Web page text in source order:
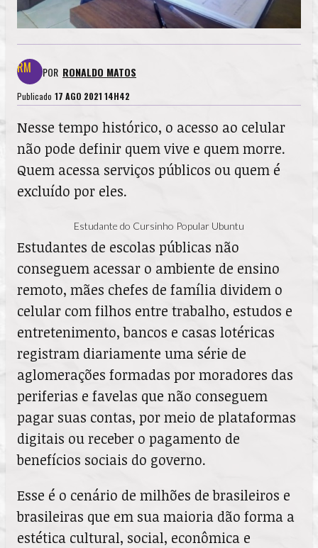
POR RONALDO MATOS
Publicado 17 AGO 2021 14H42
Nesse tempo histórico, o acesso ao celular
não pode definir quem vive e quem morre.
Quem acessa serviços públicos ou quem é
excluído por eles.
Estudante do Cursinho Popular Ubuntu
Estudantes de escolas públicas não
conseguem acessar o ambiente de ensino
remoto, mães chefes de família dividem o
celular com filhos entre trabalho, estudos e
entretenimento, bancos e casas lotéricas
registram diariamente uma série de
aglomerações formadas por moradores das
periferias e favelas que não conseguem
pagar suas contas, por meio de plataformas
digitais ou receber o pagamento de
benefícios sociais do governo.
Esse é o cenário de milhões de brasileiros e
brasileiras que em sua maioria dão forma a
estética cultural, social, econômica e